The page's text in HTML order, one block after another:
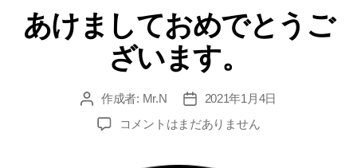
ゴ
リ
ー
あけましておめでとうご
ざいます。
投
稿
作成者: Mr.N
投
稿
2021年1月4日
あ
コメントはまだありません